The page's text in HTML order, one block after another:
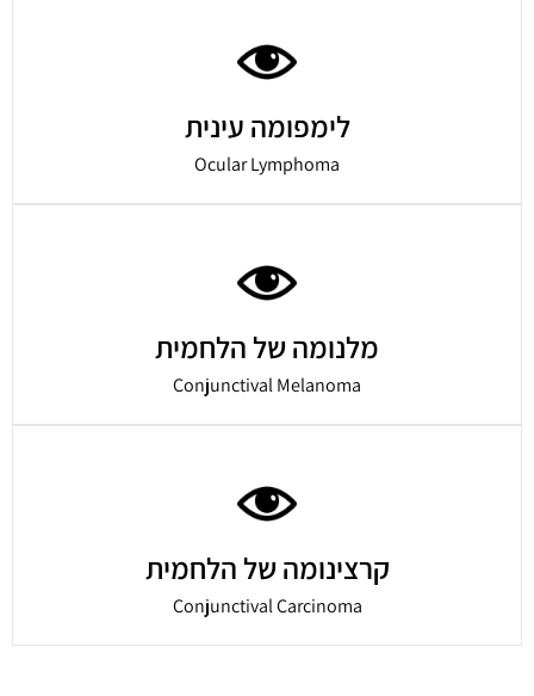
לימפומה עינית
Ocular Lymphoma
מלנומה של הלחמית
Conjunctival Melanoma
קרצינומה של הלחמית
Conjunctival Carcinoma